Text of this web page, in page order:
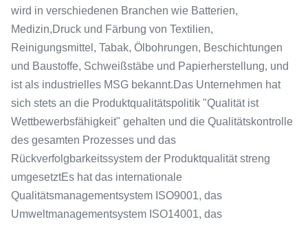
wird in verschiedenen Branchen wie Batterien,
Medizin,Druck und Färbung von Textilien,
Reinigungsmittel, Tabak, Ölbohrungen, Beschichtungen
und Baustoffe, Schweißstäbe und Papierherstellung, und
ist als industrielles MSG bekannt.Das Unternehmen hat
sich stets an die Produktqualitätspolitik "Qualität ist
Wettbewerbsfähigkeit" gehalten und die Qualitätskontrolle
des gesamten Prozesses und das
Rückverfolgbarkeitssystem der Produktqualität streng
umgesetztEs hat das internationale
Qualitätsmanagementsystem ISO9001, das
Umweltmanagementsystem ISO14001, das